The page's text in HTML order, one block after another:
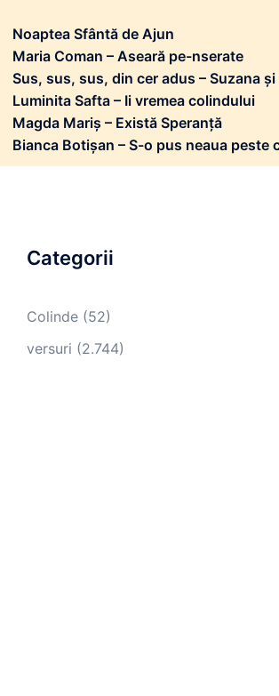
Noaptea Sfântă de Ajun
Maria Coman – Aseară pe-nserate
Sus, sus, sus, din cer adus – Suzana
Luminita Safta – Ii vremea colindului
Magda Mariș – Există Speranță
Bianca Botișan – S-o pus neaua peste
Categorii
Colinde (52)
versuri (2.744)